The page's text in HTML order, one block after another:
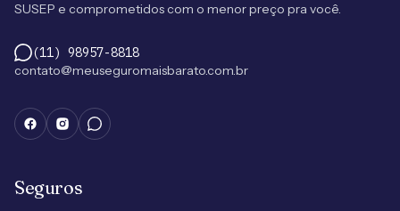
SUSEP e comprometidos com o menor preço pra você.
(11) 98957-8818
contato@meuseguromaisbarato.com.br
Seguros